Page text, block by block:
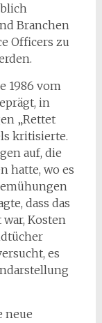
Branchen
Officers zu
1986 vom
in
„Rettet
kritisierte.
auf, die
hatte, wo es
dass das
Kosten
es
neue